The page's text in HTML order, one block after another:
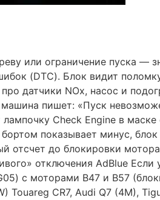
или ограничение пуска —
(DTC). Блок видит
датчики NOx, насос и
пишет: «Пуск
Check Engine в
показывает минус,
отсчет до блокировки
отключения AdBlue Если
с моторами B47 и B57
Touareg CR7, Audi Q7 (4M),